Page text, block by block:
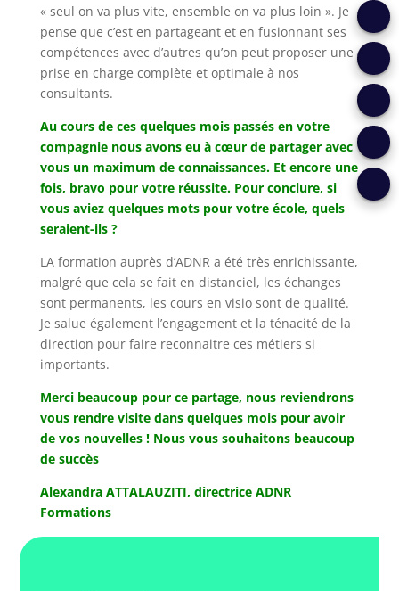
sur
mon
projet
à
une
Nos
de
à
« seul on va plus vite, ensemble on va plus loin ». Je
pense que c’est en partageant et en fusionnant ses
compétences avec d’autres qu’on peut proposer une
prise en charge complète et optimale à nos
consultants.
Au cours de ces quelques mois passés en votre
compagnie nous avons eu à cœur de partager avec
vous un maximum de connaissances. Et encore une
fois, bravo pour votre réussite. Pour conclure, si
vous aviez quelques mots pour votre école, quels
seraient-ils ?
LA formation auprès d’ADNR a été très enrichissante,
malgré que cela se fait en distanciel, les échanges
sont permanents, les cours en visio sont de qualité.
Je salue également l’engagement et la ténacité de la
direction pour faire reconnaitre ces métiers si
importants.
Merci beaucoup pour ce partage, nous reviendrons
vous rendre visite dans quelques mois pour avoir
de vos nouvelles ! Nous vous souhaitons beaucoup
de succès
Alexandra ATTALAUZITI, directrice ADNR
Formations